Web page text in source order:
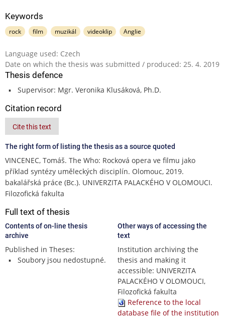
Keywords
rock film muzikál videoklip Anglie
Language used: Czech
Date on which the thesis was submitted / produced: 25. 4. 2019
Thesis defence
Supervisor: Mgr. Veronika Klusáková, Ph.D.
Citation record
Cite this text
The right form of listing the thesis as a source quoted
VINCENEC, Tomáš. The Who: Rocková opera ve filmu jako
příklad syntézy uměleckých disciplín. Olomouc, 2019.
bakalářská práce (Bc.). UNIVERZITA PALACKÉHO V OLOMOUCI.
Filozofická fakulta
Full text of thesis
Contents of on-line thesis
archive
Published in Theses:
Soubory jsou nedostupné.
Other ways of accessing the
text
Institution archiving the
thesis and making it
accessible: UNIVERZITA
PALACKÉHO V OLOMOUCI,
Filozofická fakulta
Reference to the local
database file of the institution